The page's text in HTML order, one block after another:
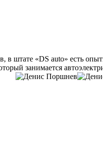
в штате «DS auto» есть
занимается